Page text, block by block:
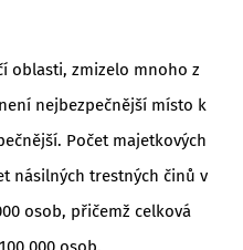
oblasti, zmizelo mnoho z
nejbezpečnější místo k
Počet majetkových
násilných trestných činů v
osob, přičemž celková